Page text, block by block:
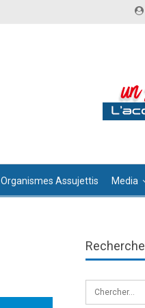
Organismes Assujettis Media
Recherche